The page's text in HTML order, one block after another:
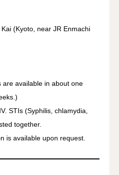
(Kyoto, near JR Enmachi
are available in about one
STIs (Syphilis, chlamydia,
together.
is available upon request.